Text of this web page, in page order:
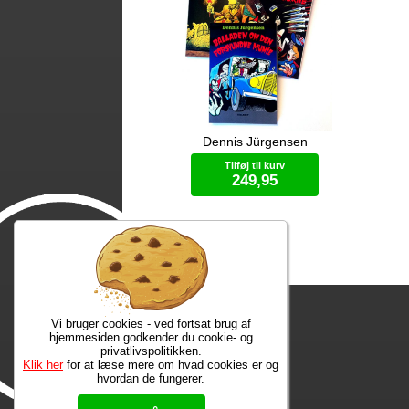
Freddy, 11 år og gyserfan, bliver en
nat kidnappet af Neanderslottets
monstre, som ønsker hans hjælp. Det
bliver starten på et ubrydeligt
venskab med vampyren Grev
hovedløse ridder Sir Arthur Fieldstein,
Frankenstein-uhyret Boris, mumien
Mummy og bøvsedragen Nitan.
Dennis Jürgensen
Tilføj til kurv
249,95
Vi bruger cookies - ved fortsat brug af
hjemmesiden godkender du cookie- og
privatlivspolitikken.
Klik herfor at læse mere om hvad cookies er og
hvordan de fungerer.